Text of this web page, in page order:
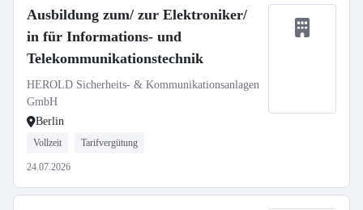
Ausbildung zum/ zur Elektroniker/
in für Informations- und
Telekommunikationstechnik
HEROLD Sicherheits- & Kommunikationsanlagen
GmbH
Berlin
Vollzeit Tarifvergütung
24.07.2026